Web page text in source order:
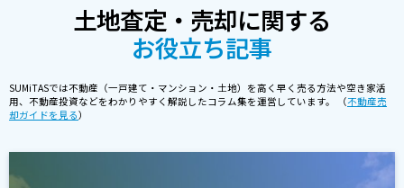
土地査定・売却に関する
お役立ち記事
SUMiTASでは不動産（一戸建て・マンション・土地）を高く早く売る方法や空き家活
用、不動産投資などをわかりやすく解説したコラム集を運営しています。 （不動産売
却ガイドを見る）